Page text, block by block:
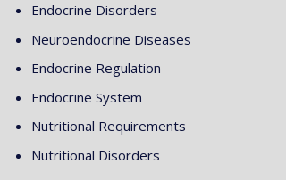
Endocrine Disorders
Neuroendocrine Diseases
Endocrine Regulation
Endocrine System
Nutritional Requirements
Nutritional Disorders